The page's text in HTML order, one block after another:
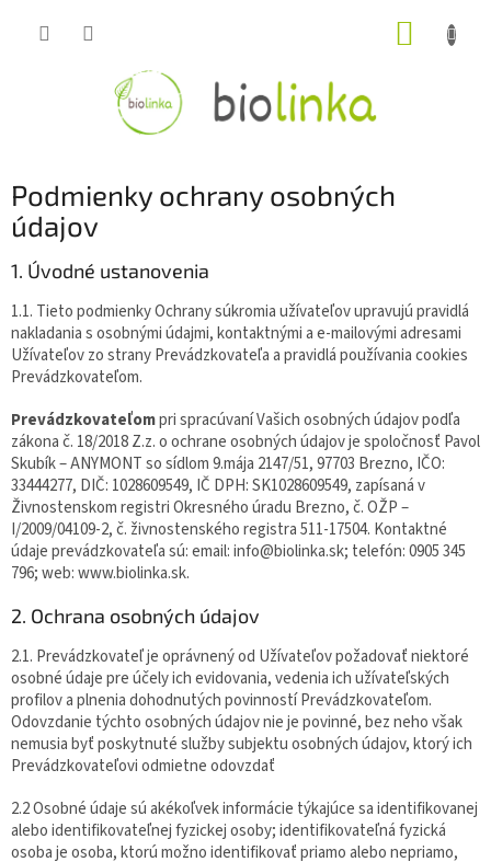
Podmienky ochrany osobných
údajov
1. Úvodné ustanovenia
1.1. Tieto podmienky Ochrany súkromia užívateľov upravujú pravidlá
nakladania s osobnými údajmi, kontaktnými a e-mailovými adresami
Užívateľov zo strany Prevádzkovateľa a pravidlá používania cookies
Prevádzkovateľom.
Prevádzkovateľompri spracúvaní Vašich osobných údajov podľa
zákona č. 18/2018 Z.z. o ochrane osobných údajov je spoločnosť Pavol
Skubík – ANYMONT so sídlom 9.mája 2147/51, 97703 Brezno, IČO:
33444277, DIČ: 1028609549, IČ DPH: SK1028609549, zapísaná v
Živnostenskom registri Okresného úradu Brezno, č. OŽP –
I/2009/04109-2, č. živnostenského registra 511-17504. Kontaktné
údaje prevádzkovateľa sú: email: info@biolinka.sk; telefón: 0905 345
796; web: www.biolinka.sk.
2. Ochrana osobných údajov
2.1. Prevádzkovateľ je oprávnený od Užívateľov požadovať niektoré
osobné údaje pre účely ich evidovania, vedenia ich užívateľských
profilov a plnenia dohodnutých povinností Prevádzkovateľom.
Odovzdanie týchto osobných údajov nie je povinné, bez neho však
nemusia byť poskytnuté služby subjektu osobných údajov, ktorý ich
Prevádzkovateľovi odmietne odovzdať
2.2 Osobné údaje sú akékoľvek informácie týkajúce sa identifikovanej
alebo identifikovateľnej fyzickej osoby; identifikovateľná fyzická
osoba je osoba, ktorú možno identifikovať priamo alebo nepriamo,